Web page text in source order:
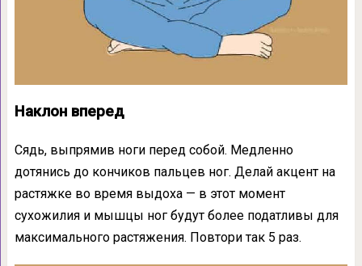
Наклон вперед
Сядь, выпрямив ноги перед собой. Медленно
дотянись до кончиков пальцев ног. Делай акцент на
растяжке во время выдоха — в этот момент
сухожилия и мышцы ног будут более податливы для
максимального растяжения. Повтори так 5 раз.